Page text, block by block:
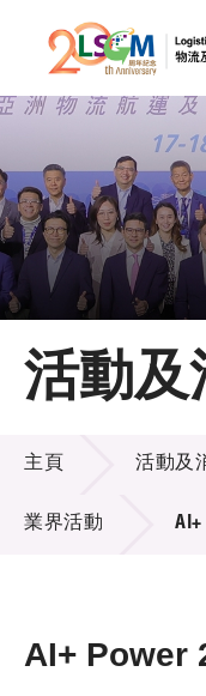
跳到內
主頁
關於LSCM
技術商品化
項目及資助計
活動及消息
活動及
活動及消息
主頁 活動及
業界活動
AI+ Power